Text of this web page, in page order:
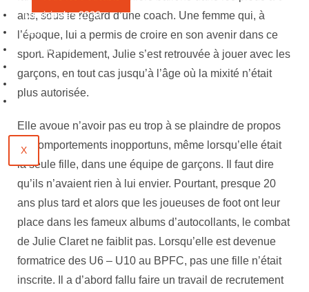
Municipales 2026
Jeux
Partenaires
Évènements
X
ans, sous le regard d’une coach. Une femme qui, à
l’époque, lui a permis de croire en son avenir dans ce
sport. Rapidement, Julie s’est retrouvée à jouer avec les
garçons, en tout cas jusqu’à l’âge où la mixité n’était
plus autorisée.
Elle avoue n’avoir pas eu trop à se plaindre de propos
ou comportements inopportuns, même lorsqu’elle était
la seule fille, dans une équipe de garçons. Il faut dire
qu’ils n’avaient rien à lui envier. Pourtant, presque 20
ans plus tard et alors que les joueuses de foot ont leur
place dans les fameux albums d’autocollants, le combat
de Julie Claret ne faiblit pas. Lorsqu’elle est devenue
formatrice des U6 – U10 au BPFC, pas une fille n’était
inscrite. Il a d’abord fallu faire un travail de recrutement